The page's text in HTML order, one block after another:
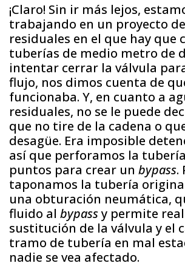
¡Claro! Sin ir más lejos,
trabajando en un proyecto
residuales en el que hay que
tuberías de medio metro de
intentar cerrar la válvula
flujo, nos dimos cuenta de
funcionaba. Y, en cuanto a
residuales, no se le puede
que no tire de la cadena o
desagüe. Era imposible
así que perforamos la
puntos para crear un bypass.
taponamos la tubería
una obturación neumática,
fluido al bypassy permite
sustitución de la válvula y el
tramo de tubería en mal
nadie se vea afectado.